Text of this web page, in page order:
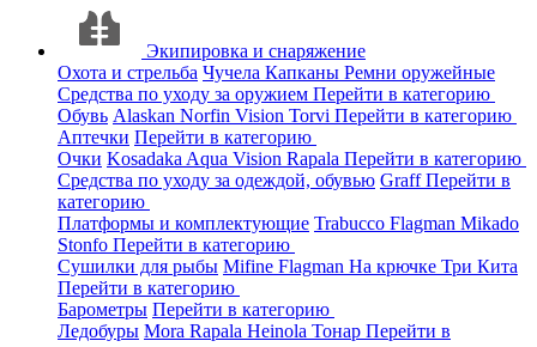
Экипировка и снаряжение
Охота и стрельба Чучела Капканы Ремни оружейные
Средства по уходу за оружием Перейти в категорию
Обувь Alaskan Norfin Vision Torvi Перейти в категорию
Аптечки Перейти в категорию
Очки Kosadaka Aqua Vision Rapala Перейти в категорию
Средства по уходу за одеждой, обувью GraffПерейти в
категорию
Платформы и комплектующие Trabucco Flagman Mikado
Stonfo Перейти в категорию
Сушилки для рыбы Mifine Flagman На крючке Три Кита
Перейти в категорию
Барометры Перейти в категорию
Ледобуры Mora Rapala Heinola Тонар Перейти в